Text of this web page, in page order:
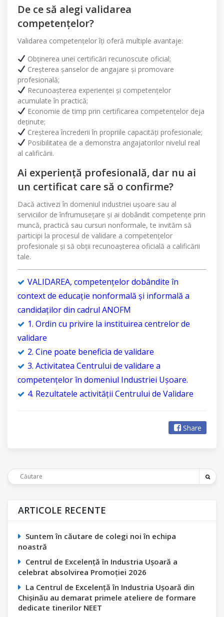
De ce să alegi validarea
competențelor?
Validarea competențelor îți oferă multiple avantaje:
Obținerea unei certificări recunoscute oficial;
Creșterea șanselor de angajare și promovare
profesională;
Recunoașterea experienței și competențelor
acumulate în practică;
Economie de timp prin certificarea competențelor deja
deținute;
Creșterea încrederii în propriile capacități profesionale;
Posibilitatea de a demonstra angajatorilor nivelul real
al calificării.
Ai experiență profesională, dar nu ai
un certificat care să o confirme?
Dacă activezi în domeniul industriei ușoare sau al
serviciilor de înfrumusețare și ai dobândit competențe prin
muncă, practică sau cursuri nonformale, te invităm să
participi la procesul de validare a competențelor
profesionale și să obții recunoașterea oficială a calificării
tale.
VALIDAREA, competențelor dobândite în
context de educație nonformală și informală a
candidaților din cadrul ANOFM
1. Ordin cu privire la instituirea centrelor de
validare
2. Cine poate beneficia de validare
3. Activitatea Centrului de validare a
competențelor în domeniul Industriei Ușoare.
4. Rezultatele activității Centrului de Validare
Share
ARTICOLE RECENTE
Suntem în căutare de colegi noi în echipa
noastră
Centrul de Excelență în Industria Ușoară a
celebrat absolvirea Promoției 2026
La Centrul de Excelență în Industria Ușoară din
Chișinău au demarat primele ateliere de formare
dedicate tinerilor NEET